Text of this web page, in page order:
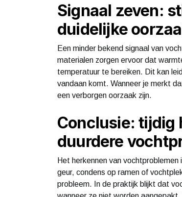
Signaal zeven:
duidelijke
Een minder bekend signaal van
materialen zorgen ervoor dat
temperatuur te bereiken. Dit kan
vandaan komt. Wanneer je merkt
een verborgen oorzaak zijn.
Conclusie: tijdig
duurdere
Het herkennen van
geur, condens op ramen of
probleem. In de praktijk blijkt dat